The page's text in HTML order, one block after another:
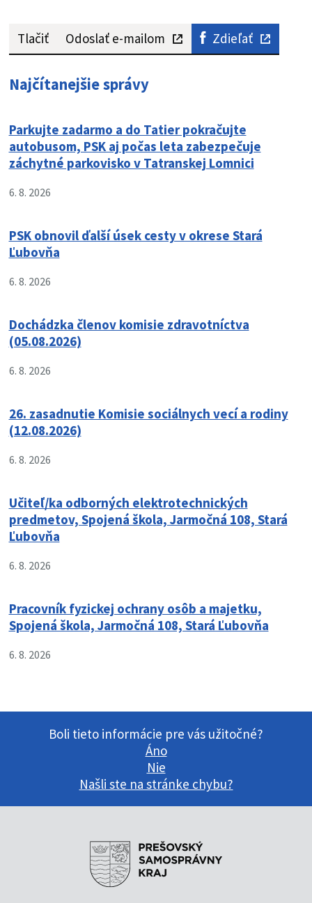
Tlačiť Odoslať e-mailom Zdieľať
Najčítanejšie správy
Parkujte zadarmo a do Tatier pokračujte
autobusom, PSK aj počas leta zabezpečuje
záchytné parkovisko v Tatranskej Lomnici
6. 8. 2026
PSK obnovil ďalší úsek cesty v okrese Stará
Ľubovňa
6. 8. 2026
Dochádzka členov komisie zdravotníctva
(05.08.2026)
6. 8. 2026
26. zasadnutie Komisie sociálnych vecí a rodiny
(12.08.2026)
6. 8. 2026
Učiteľ/ka odborných elektrotechnických
predmetov, Spojená škola, Jarmočná 108, Stará
Ľubovňa
6. 8. 2026
Pracovník fyzickej ochrany osôb a majetku,
Spojená škola, Jarmočná 108, Stará Ľubovňa
6. 8. 2026
Boli tieto informácie pre vás užitočné?
Áno
Nie
Našli ste na stránke chybu?